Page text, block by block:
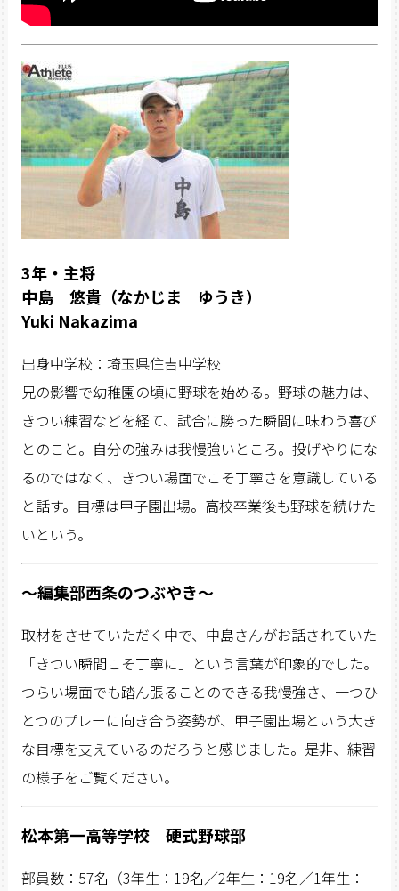
3年・主将
中島 悠貴（なかじま ゆうき）
Yuki Nakazima
出身中学校：埼玉県住吉中学校
兄の影響で幼稚園の頃に野球を始める。野球の魅力は、
きつい練習などを経て、試合に勝った瞬間に味わう喜び
とのこと。自分の強みは我慢強いところ。投げやりにな
るのではなく、きつい場面でこそ丁寧さを意識している
と話す。目標は甲子園出場。高校卒業後も野球を続けた
いという。
〜編集部西条のつぶやき〜
取材をさせていただく中で、中島さんがお話されていた
「きつい瞬間こそ丁寧に」という言葉が印象的でした。
つらい場面でも踏ん張ることのできる我慢強さ、一つひ
とつのプレーに向き合う姿勢が、甲子園出場という大き
な目標を支えているのだろうと感じました。是非、練習
の様子をご覧ください。
松本第一高等学校 硬式野球部
部員数：57名（3年生：19名／2年生：19名／1年生：